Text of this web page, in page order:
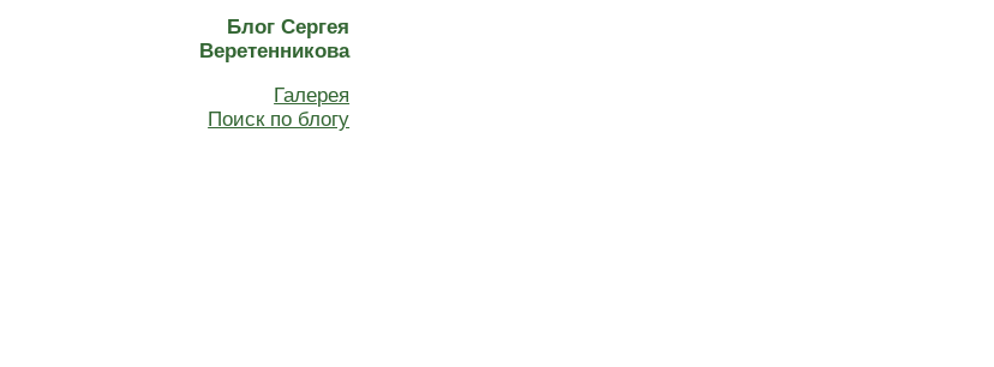
Блог Сергея
Веретенникова
Галерея
Поиск по блогу